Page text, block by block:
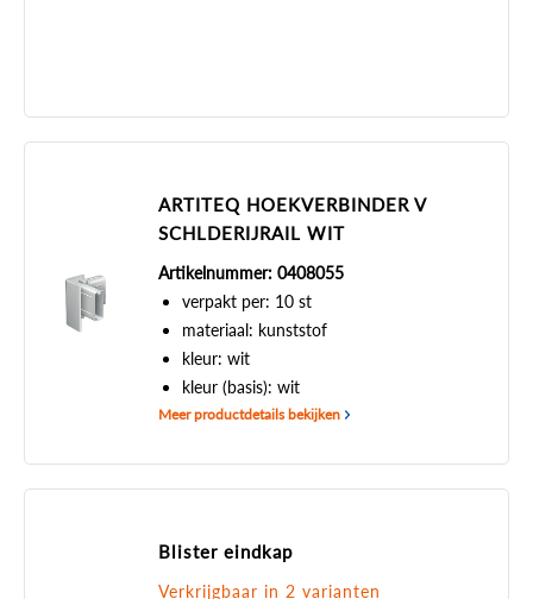
ARTITEQ HOEKVERBINDER V
SCHLDERIJRAIL WIT
Artikelnummer: 0408055
verpakt per: 10 st
materiaal: kunststof
kleur: wit
kleur (basis): wit
Meer productdetails bekijken
Blister eindkap
Verkrijgbaar in 2 varianten